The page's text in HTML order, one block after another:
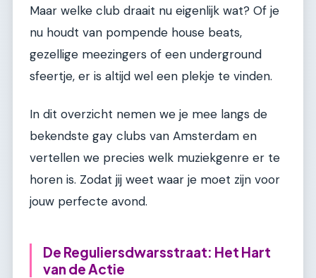
Maar welke club draait nu eigenlijk wat? Of je
nu houdt van pompende house beats,
gezellige meezingers of een underground
sfeertje, er is altijd wel een plekje te vinden.
In dit overzicht nemen we je mee langs de
bekendste gay clubs van Amsterdam en
vertellen we precies welk muziekgenre er te
horen is. Zodat jij weet waar je moet zijn voor
jouw perfecte avond.
De Reguliersdwarsstraat: Het Hart
van de Actie